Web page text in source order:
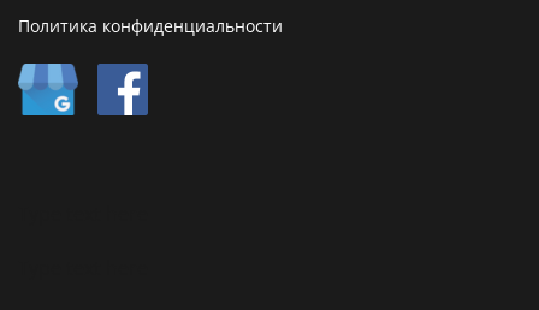
Политика конфиденциальности